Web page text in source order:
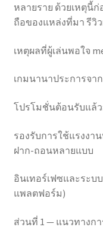
หลายราย ด้วยเหตุนี้
ถือของแหล่งที่มา รีวิ
เหตุผลที่ผู้เล่นพอใจ
เกมนานาประการจา
โปรโมชั่นต้อนรับแล้
รองรับการใช้แรงง
ฝาก-ถอนหลายแบบ
อินเทอร์เฟซและระบ
แพลตฟอร์ม)
ส่วนที่ 1 — แนวทางกา